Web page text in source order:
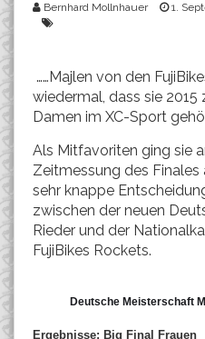
Bernhard Mollnhauer 1.
……Majlen von den
wiedermal, dass sie
Damen im XC-Sport
Als Mitfavoriten ging sie
Zeitmessung des
sehr knappe
zwischen der neuen
Rieder und der
FujiBikes Rockets.
Deutsche Meisterschaft
Ergebnisse: Big Final Frauen